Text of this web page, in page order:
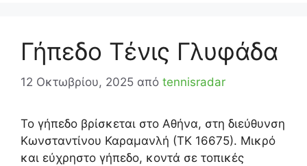
Γήπεδο Τένις Γλυφάδα
12 Οκτωβρίου, 2025 από tennisradar
Το γήπεδο βρίσκεται στο Αθήνα, στη διεύθυνση
Κωνσταντίνου Καραμανλή (ΤΚ 16675). Μικρό
και εύχρηστο γήπεδο, κοντά σε τοπικές